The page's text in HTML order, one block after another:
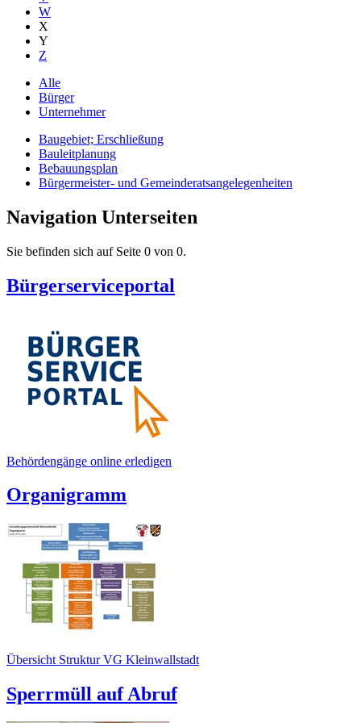
W
X
Y
Z
Alle
Bürger
Unternehmer
Baugebiet; Erschließung
Bauleitplanung
Bebauungsplan
Bürgermeister- und Gemeinderatsangelegenheiten
Navigation Unterseiten
Sie befinden sich auf Seite 0 von 0.
Bürgerserviceportal
Behördengänge online erledigen
Organigramm
Übersicht Struktur VG Kleinwallstadt
Sperrmüll auf Abruf